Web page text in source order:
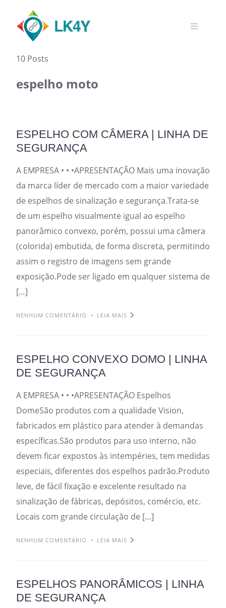
content
10 Posts
espelho moto
ESPELHO COM CÂMERA | LINHA DE
SEGURANÇA
A EMPRESA • • •APRESENTAÇÃO Mais uma inovação
da marca líder de mercado com a maior variedade
de espelhos de sinalização e segurança.Trata-se
de um espelho visualmente igual ao espelho
panorâmico convexo, porém, possui uma câmera
(colorida) embutida, de forma discreta, permitindo
assim o registro de imagens sem grande
exposição.Pode ser ligado em qualquer sistema de
[…]
NENHUM COMENTÁRIO LEIA MAIS
ESPELHO CONVEXO DOMO | LINHA
DE SEGURANÇA
A EMPRESA • • •APRESENTAÇÃO Espelhos
DomeSão produtos com a qualidade Vision,
fabricados em plástico para atender à demandas
específicas.São produtos para uso interno, não
devem ficar expostos às intempéries, tem medidas
especiais, diferentes dos espelhos padrão.Produto
leve, de fácil fixação e excelente resultado na
sinalização de fábricas, depósitos, comércio, etc.
Locais com grande circulação de […]
NENHUM COMENTÁRIO LEIA MAIS
ESPELHOS PANORÂMICOS | LINHA
DE SEGURANÇA